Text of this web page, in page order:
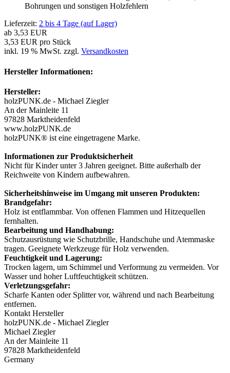
Bohrungen und sonstigen Holzfehlern
Lieferzeit: 2 bis 4 Tage (auf Lager)
ab 3,53 EUR
3,53 EUR pro Stück
inkl. 19 % MwSt. zzgl. Versandkosten
Hersteller Informationen:
Hersteller:
holzPUNK.de - Michael Ziegler
An der Mainleite 11
97828 Marktheidenfeld
www.holzPUNK.de
holzPUNK® ist eine eingetragene Marke.
Informationen zur Produktsicherheit
Nicht für Kinder unter 3 Jahren geeignet. Bitte außerhalb der
Reichweite von Kindern aufbewahren.
Sicherheitshinweise im Umgang mit unseren Produkten:
Brandgefahr:
Holz ist entflammbar. Von offenen Flammen und Hitzequellen
fernhalten.
Bearbeitung und Handhabung:
Schutzausrüstung wie Schutzbrille, Handschuhe und Atemmaske
tragen. Geeignete Werkzeuge für Holz verwenden.
Feuchtigkeit und Lagerung:
Trocken lagern, um Schimmel und Verformung zu vermeiden. Vor
Wasser und hoher Luftfeuchtigkeit schützen.
Verletzungsgefahr:
Scharfe Kanten oder Splitter vor, während und nach Bearbeitung
entfernen.
Kontakt Hersteller
holzPUNK.de - Michael Ziegler
Michael Ziegler
An der Mainleite 11
97828 Marktheidenfeld
Germany